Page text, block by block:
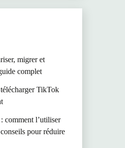
migrer et
complet
TikTok
comment l’utiliser
pour réduire